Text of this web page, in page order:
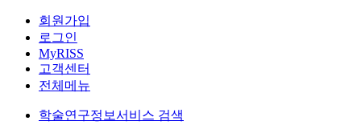
회원가입
로그인
MyRISS
고객센터
전체메뉴
학술연구정보서비스 검색